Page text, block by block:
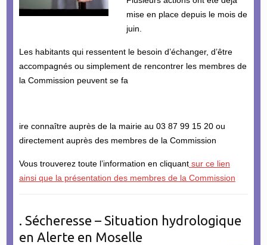
mise en place depuis le mois de
juin.
Les habitants qui ressentent le besoin d’échanger, d’être
accompagnés ou simplement de rencontrer les membres de
la Commission peuvent se fa
ire connaître auprès de la mairie au 03 87 99 15 20 ou
directement auprès des membres de la Commission
Vous trouverez toute l’information en cliquantsur ce lien
ainsi que la présentation des membres de la Commission
. Sécheresse – Situation hydrologique
en Alerte en Moselle